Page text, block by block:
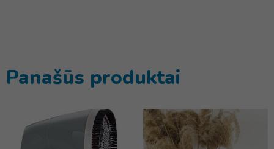
Panašūs produktai